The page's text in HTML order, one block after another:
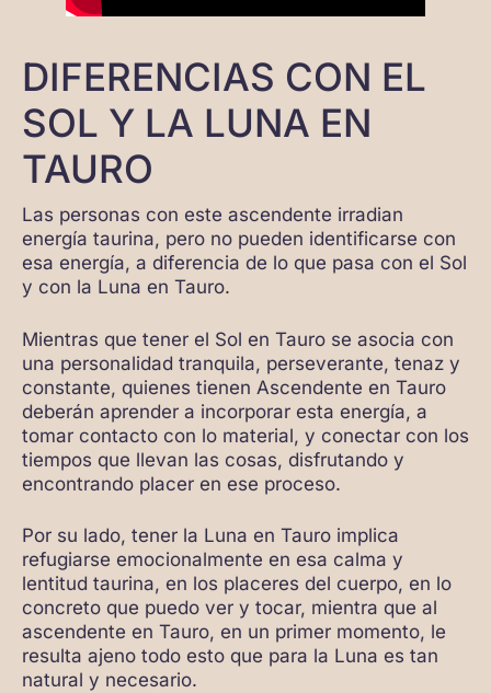
DIFERENCIAS CON EL
SOL Y LA LUNA EN
TAURO
Las personas con este ascendente irradian
energía taurina, pero no pueden identificarse con
esa energía, a diferencia de lo que pasa con el Sol
y con la Luna en Tauro.
Mientras que tener el Sol en Tauro se asocia con
una personalidad tranquila, perseverante, tenaz y
constante, quienes tienen Ascendente en Tauro
deberán aprender a incorporar esta energía, a
tomar contacto con lo material, y conectar con los
tiempos que llevan las cosas, disfrutando y
encontrando placer en ese proceso.
Por su lado, tener la Luna en Tauro implica
refugiarse emocionalmente en esa calma y
lentitud taurina, en los placeres del cuerpo, en lo
concreto que puedo ver y tocar, mientra que al
ascendente en Tauro, en un primer momento, le
resulta ajeno todo esto que para la Luna es tan
natural y necesario.